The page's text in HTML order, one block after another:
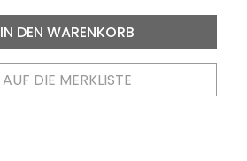
IN DEN WARENKORB
AUF DIE MERKLISTE